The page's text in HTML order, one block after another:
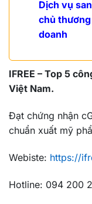
Dịch vụ
chủ
doanh
IFREE – Top 5
Việt Nam.
Đạt chứng nhận
chuẩn xuất mỹ
Webiste: https://
Hotline: 094 200